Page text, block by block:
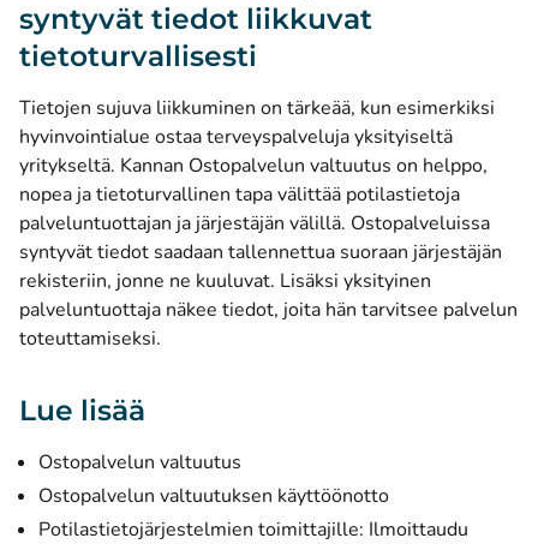
syntyvät tiedot liikkuvat
tietoturvallisesti
Tietojen sujuva liikkuminen on tärkeää, kun esimerkiksi
hyvinvointialue ostaa terveyspalveluja yksityiseltä
yritykseltä. Kannan Ostopalvelun valtuutus on helppo,
nopea ja tietoturvallinen tapa välittää potilastietoja
palveluntuottajan ja järjestäjän välillä. Ostopalveluissa
syntyvät tiedot saadaan tallennettua suoraan järjestäjän
rekisteriin, jonne ne kuuluvat. Lisäksi yksityinen
palveluntuottaja näkee tiedot, joita hän tarvitsee palvelun
toteuttamiseksi.
Lue lisää
Ostopalvelun valtuutus
Ostopalvelun valtuutuksen käyttöönotto
Potilastietojärjestelmien toimittajille: Ilmoittaudu